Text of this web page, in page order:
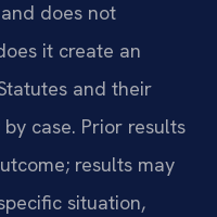
does not
it create an
and their
case. Prior results
results may
situation,